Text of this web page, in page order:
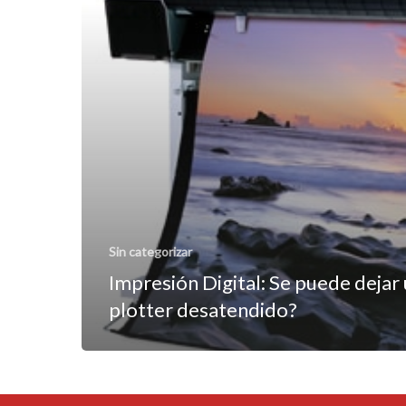
Sin categorizar
Impresión Digital: Se puede dejar
plotter desatendido?